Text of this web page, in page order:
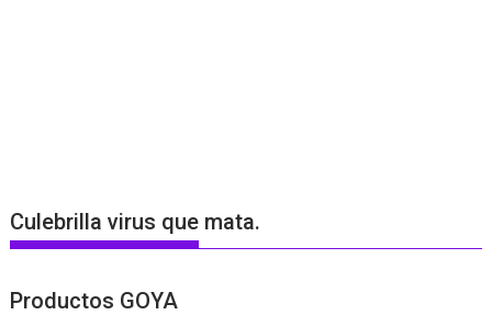
Culebrilla virus que mata.
Productos GOYA